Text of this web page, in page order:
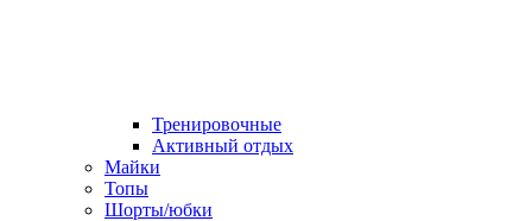
Тренировочные
Активный отдых
Майки
Топы
Шорты/юбки